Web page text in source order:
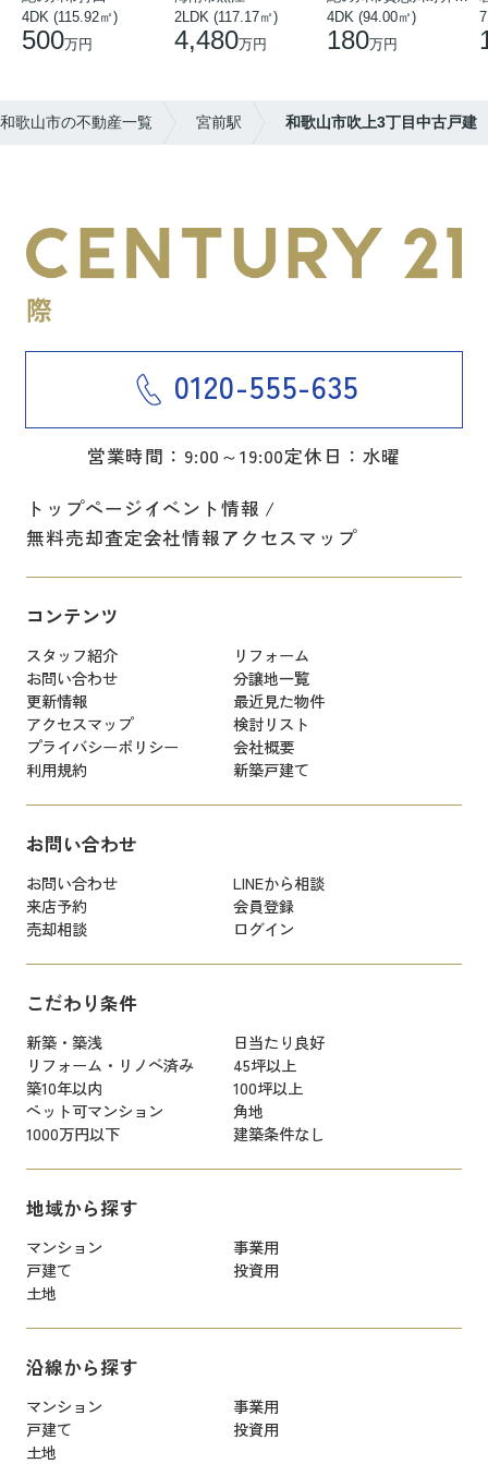
4DK (115.92㎡)
500万円
2LDK (117.17㎡)
4,480万円
4DK (94.00㎡)
180万円
和歌山市の不動産一覧 宮前駅 和歌山市吹上3丁目中古戸建
0120-555-635
営業時間：9:00～19:00定休日：水曜
トップページイベント情報
無料売却査定会社情報アクセスマップ
コンテンツ
スタッフ紹介
リフォーム
お問い合わせ
分譲地一覧
更新情報
最近見た物件
アクセスマップ
検討リスト
プライバシーポリシー
会社概要
利用規約
新築戸建て
お問い合わせ
お問い合わせ
LINEから相談
来店予約
会員登録
売却相談
ログイン
こだわり条件
新築・築浅
日当たり良好
リフォーム・リノベ済み
45坪以上
築10年以内
100坪以上
ペット可マンション
角地
1000万円以下
建築条件なし
地域から探す
マンション
事業用
戸建て
投資用
土地
沿線から探す
マンション
事業用
戸建て
投資用
土地